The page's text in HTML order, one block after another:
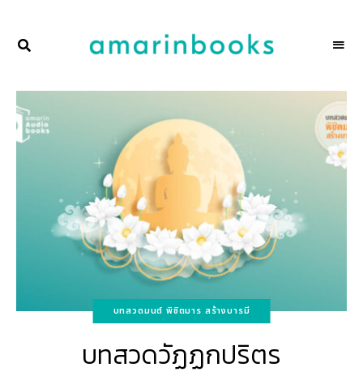
ผู้คน
amarinbooks
บทสวดมนต์ พิชิตมาร สร้างบารมี
บทสวดวัฏฏกปริตร